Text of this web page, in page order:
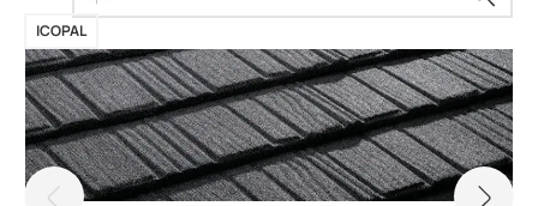
ICOPAL